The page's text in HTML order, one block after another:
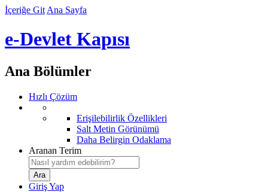
İçeriğe Git Ana Sayfa
e-Devlet Kapısı
Ana Bölümler
Hızlı Çözüm
Erişilebilirlik Özellikleri
Salt Metin Görünümü
Daha Belirgin Odaklama
Aranan Terim
Giriş Yap